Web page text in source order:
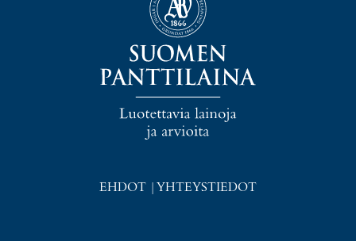
EHDOT YHTEYSTIEDOT